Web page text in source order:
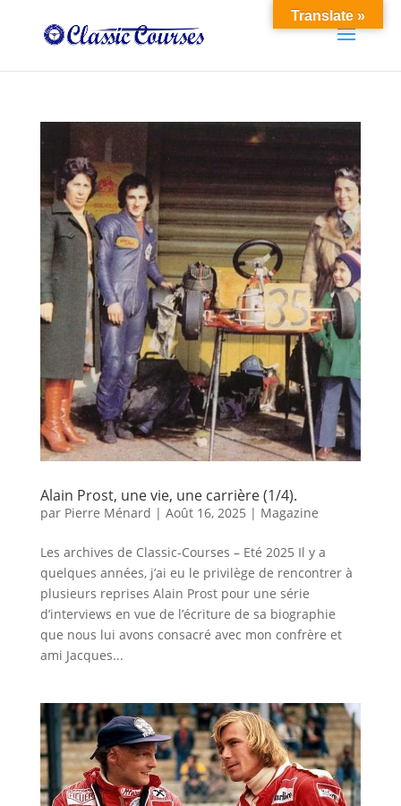
Alain Prost, une vie, une carrière (1/4).
par Pierre Ménard | Août 16, 2025 | Magazine
Les archives de Classic-Courses – Eté 2025 Il y a
quelques années, j’ai eu le privilège de rencontrer à
plusieurs reprises Alain Prost pour une série
d’interviews en vue de l’écriture de sa biographie
que nous lui avons consacré avec mon confrère et
ami Jacques...
Translate »